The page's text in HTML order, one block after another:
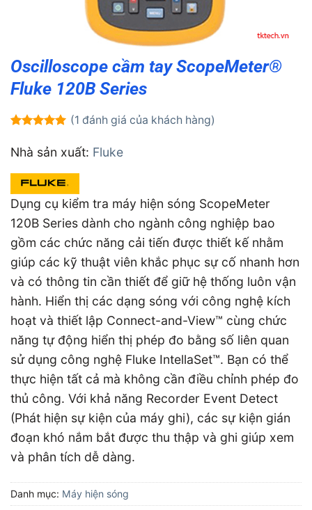
Oscilloscope cầm tay ScopeMeter®
Fluke 120B Series
dựa trên
đánh giá
(1 đánh giá của khách hàng)
Nhà sản xuất: Fluke
Dụng cụ kiểm tra máy hiện sóng ScopeMeter
120B Series dành cho ngành công nghiệp bao
gồm các chức năng cải tiến được thiết kế nhằm
giúp các kỹ thuật viên khắc phục sự cố nhanh hơn
và có thông tin cần thiết để giữ hệ thống luôn vận
hành. Hiển thị các dạng sóng với công nghệ kích
hoạt và thiết lập Connect-and-View™ cùng chức
năng tự động hiển thị phép đo bằng số liên quan
sử dụng công nghệ Fluke IntellaSet™. Bạn có thể
thực hiện tất cả mà không cần điều chỉnh phép đo
thủ công. Với khả năng Recorder Event Detect
(Phát hiện sự kiện của máy ghi), các sự kiện gián
đoạn khó nắm bắt được thu thập và ghi giúp xem
và phân tích dễ dàng.
Danh mục: Máy hiện sóng